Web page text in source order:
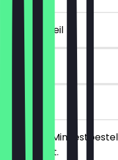
~10 € Vorteil
90 Tage
vor Ort
Ab einem
10€ Rabatt.